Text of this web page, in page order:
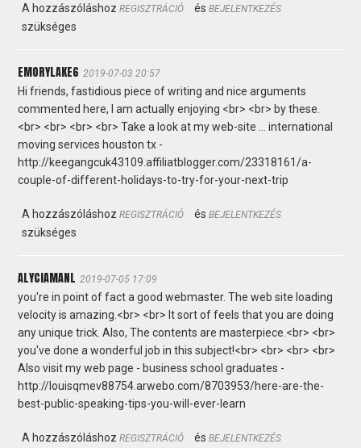
A hozzászóláshozREGISZTRÁCIÓ ésBEJELENTKEZÉS
szükséges
EMORYLAKE6 2019-07-03 20:57
Hi friends, fastidious piece of writing and nice arguments
commented here, I am actually enjoying <br> <br> by these.
<br> <br> <br> <br> Take a look at my web-site ... international
moving services houston tx -
http://keegangcuk43109.affiliatblogger.com/23318161/a-
couple-of-different-holidays-to-try-for-your-next-trip
A hozzászóláshozREGISZTRÁCIÓ ésBEJELENTKEZÉS
szükséges
ALYCIAMANL 2019-07-05 17:09
you're in point of fact a good webmaster. The web site loading
velocity is amazing.<br> <br> It sort of feels that you are doing
any unique trick. Also, The contents are masterpiece.<br> <br>
you've done a wonderful job in this subject!<br> <br> <br> <br>
Also visit my web page - business school graduates -
http://louisqmev88754.arwebo.com/8703953/here-are-the-
best-public-speaking-tips-you-will-ever-learn
A hozzászóláshozREGISZTRÁCIÓ ésBEJELENTKEZÉS